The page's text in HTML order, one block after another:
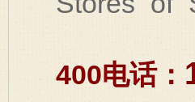
400电话：